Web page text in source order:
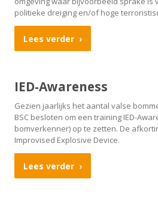
politieke dreiging en/of hoge
Lees verder
IED-Awareness
Gezien jaarlijks het aantal valse
BSC besloten om een training IED-
bomverkenner) op te zetten. De
Improvised Explosive Device.
Lees verder